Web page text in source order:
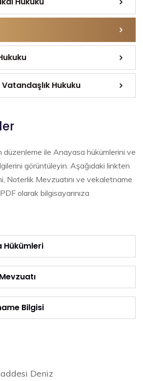
Hukuku
düzenleme ile Anayasa hükümlerini ve
görüntüleyin. Aşağıdaki linkten
Noterlik Mevzuatını ve vekaletname
olarak bilgisayarınıza
Hükümleri
Bilgisi
Deniz